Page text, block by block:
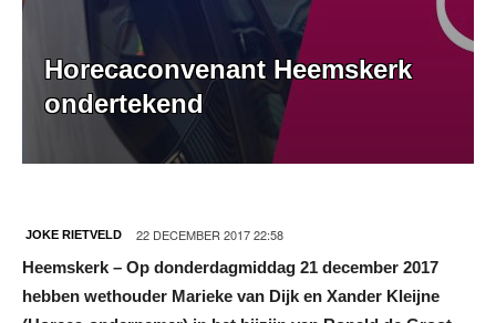
Horecaconvenant Heemskerk
ondertekend
JOKE RIETVELD 22 DECEMBER 2017 22:58
Heemskerk – Op donderdagmiddag 21 december 2017
hebben wethouder Marieke van Dijk en Xander Kleijne